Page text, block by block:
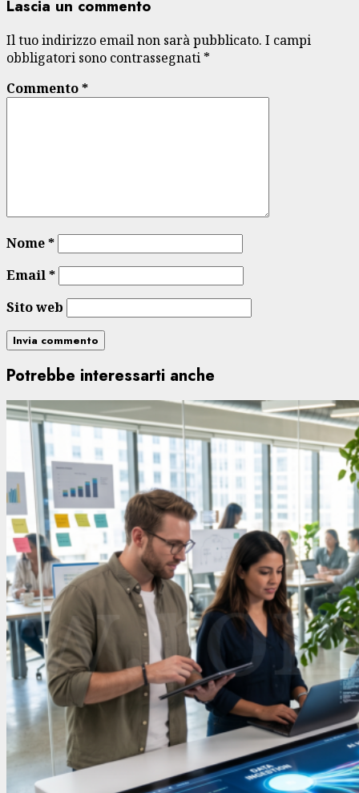
Lascia un commento
Il tuo indirizzo email non sarà pubblicato. I campi
obbligatori sono contrassegnati *
Commento*
Nome*
Email*
Sito web
Potrebbe interessarti anche